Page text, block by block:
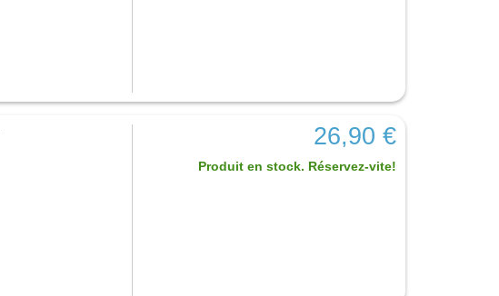
26,90 €
Produit en stock. Réservez-vite!